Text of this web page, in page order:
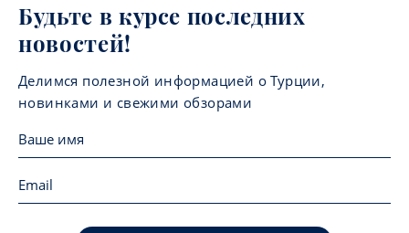
Будьте в курсе последних
новостей!
Делимся полезной информацией о Турции,
новинками и свежими обзорами